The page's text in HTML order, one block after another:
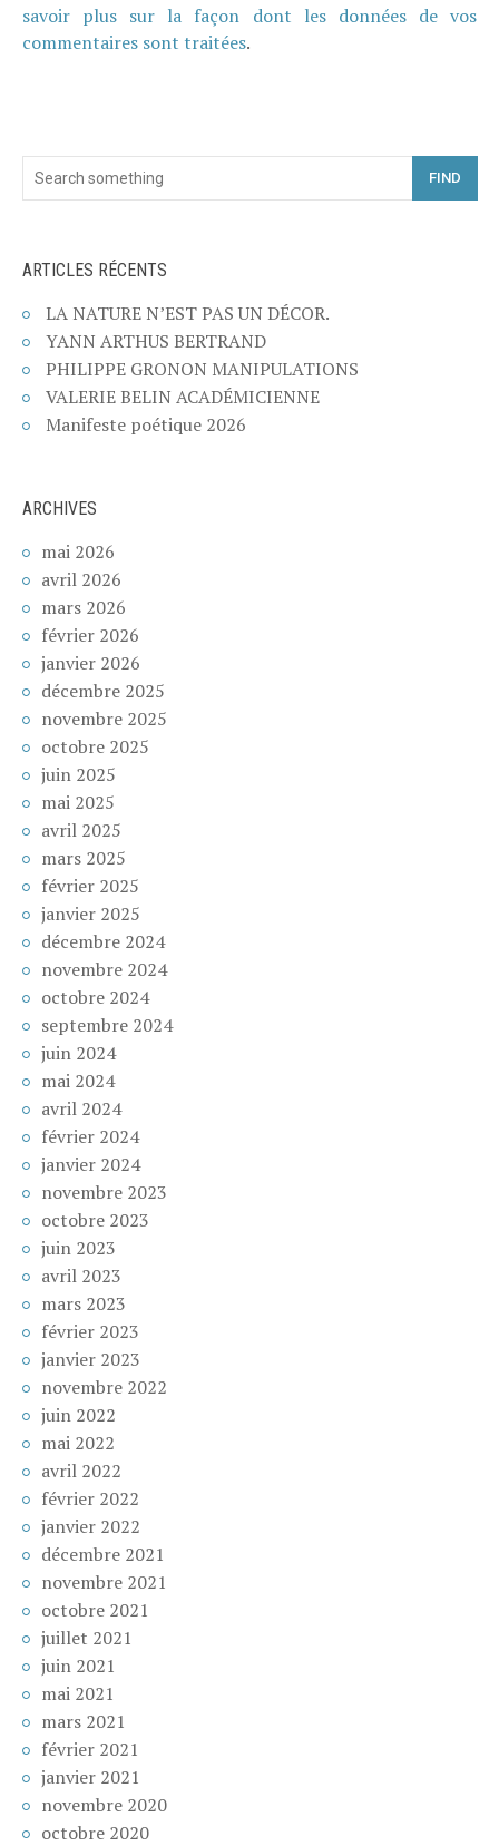
savoir plus sur la façon dont les données de vos
commentaires sont traitées.
FIND
ARTICLES RÉCENTS
LA NATURE N’EST PAS UN DÉCOR.
YANN ARTHUS BERTRAND
PHILIPPE GRONON MANIPULATIONS
VALERIE BELIN ACADÉMICIENNE
Manifeste poétique 2026
ARCHIVES
mai 2026
avril 2026
mars 2026
février 2026
janvier 2026
décembre 2025
novembre 2025
octobre 2025
juin 2025
mai 2025
avril 2025
mars 2025
février 2025
janvier 2025
décembre 2024
novembre 2024
octobre 2024
septembre 2024
juin 2024
mai 2024
avril 2024
février 2024
janvier 2024
novembre 2023
octobre 2023
juin 2023
avril 2023
mars 2023
février 2023
janvier 2023
novembre 2022
juin 2022
mai 2022
avril 2022
février 2022
janvier 2022
décembre 2021
novembre 2021
octobre 2021
juillet 2021
juin 2021
mai 2021
mars 2021
février 2021
janvier 2021
novembre 2020
octobre 2020